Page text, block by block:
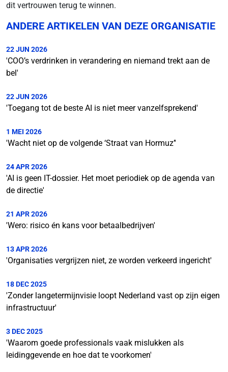
dit vertrouwen terug te winnen.
ANDERE ARTIKELEN VAN DEZE ORGANISATIE
22 JUN 2026
'COO’s verdrinken in verandering en niemand trekt aan de
bel'
22 JUN 2026
'Toegang tot de beste AI is niet meer vanzelfsprekend'
1 MEI 2026
'Wacht niet op de volgende ‘Straat van Hormuz’'
24 APR 2026
'AI is geen IT-dossier. Het moet periodiek op de agenda van
de directie'
21 APR 2026
'Wero: risico én kans voor betaalbedrijven'
13 APR 2026
'Organisaties vergrijzen niet, ze worden verkeerd ingericht'
18 DEC 2025
'Zonder langetermijnvisie loopt Nederland vast op zijn eigen
infrastructuur'
3 DEC 2025
'Waarom goede professionals vaak mislukken als
leidinggevende en hoe dat te voorkomen'